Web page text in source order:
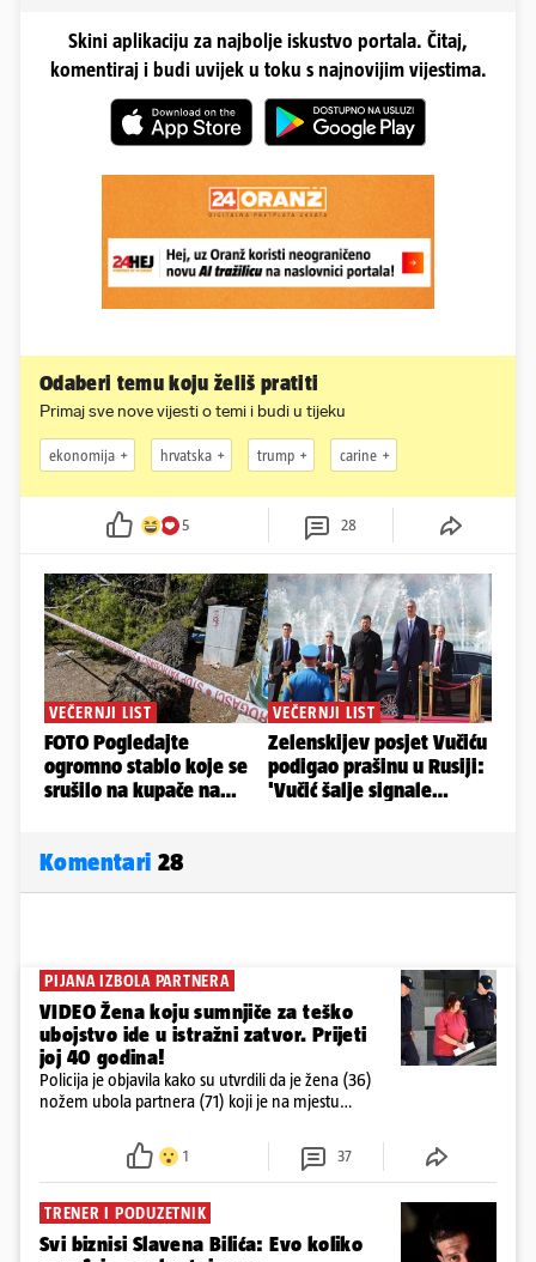
Skini aplikaciju za najbolje iskustvo portala. Čitaj,
komentiraj i budi uvijek u toku s najnovijim vijestima.
Odaberi temu koju želiš pratiti
Primaj sve nove vijesti o temi i budi u tijeku
ekonomija hrvatska trump carine
5 28
Komentari 28
PIJANA IZBOLA PARTNERA
VIDEO Žena koju sumnjiče za teško
ubojstvo ide u istražni zatvor. Prijeti
joj 40 godina!
Policija je objavila kako su utvrdili da je žena (36)
nožem ubola partnera (71) koji je na mjestu
ispitali i poslali u istražni zatvor
1 37
TRENER I PODUZETNIK
Svi biznisi Slavena Bilića: Evo koliko